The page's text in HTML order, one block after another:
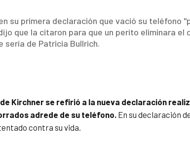
su primera declaración que vació su teléfono
que la citaron para que un perito eliminara el
sería de Patricia Bullrich.
Kirchner se refirió a la nueva declaración
adrede de su teléfono. En su declaración
contra su vida.